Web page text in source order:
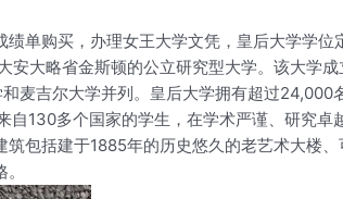
绩单购买，办理女王大学文凭，皇后大学学位
大略省金斯顿的公立研究型大学。该大学成
麦吉尔大学并列。皇后大学拥有超过24,000
130多个国家的学生，在学术严谨、研究卓
包括建于1885年的历史悠久的老艺术大楼、